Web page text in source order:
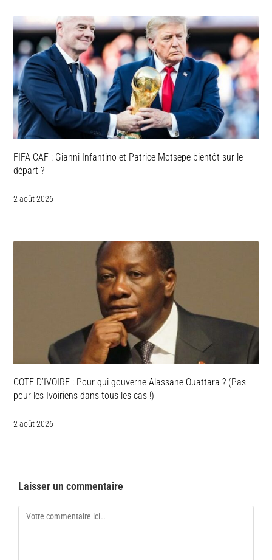
FIFA-CAF : Gianni Infantino et Patrice Motsepe bientôt sur le
départ ?
2 août 2026
COTE D’IVOIRE : Pour qui gouverne Alassane Ouattara ? (Pas
pour les Ivoiriens dans tous les cas !)
2 août 2026
Laisser un commentaire